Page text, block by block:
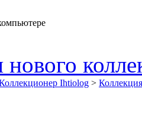
нового
Ihtiolog >